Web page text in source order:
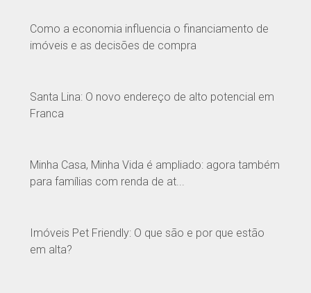
Como a economia influencia o financiamento de
imóveis e as decisões de compra
Santa Lina: O novo endereço de alto potencial em
Franca
Minha Casa, Minha Vida é ampliado: agora também
para famílias com renda de at...
Imóveis Pet Friendly: O que são e por que estão
em alta?